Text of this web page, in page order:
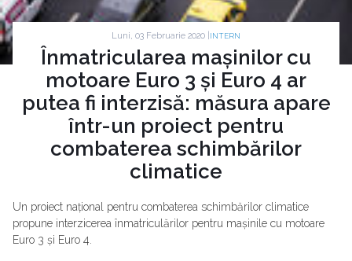
Luni, 03 Februarie 2020 | INTERN
Înmatricularea mașinilor cu
motoare Euro 3 și Euro 4 ar
putea fi interzisă: măsura apare
într-un proiect pentru
combaterea schimbărilor
climatice
Un proiect național pentru combaterea schimbărilor climatice
propune interzicerea înmatriculărilor pentru mașinile cu motoare
Euro 3 și Euro 4.